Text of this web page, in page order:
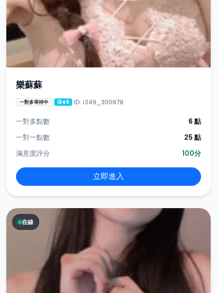
樂蘇蘇
一對多等待中 i349 ID: i349_300978
一對多點數
6 點
一對一點數
25 點
滿意度評分
100分
立即進入
在線